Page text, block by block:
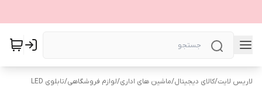
لاریس لایت/کالای دیجیتال/ماشین های اداری/لوازم فروشگاهی/تابلوی LED